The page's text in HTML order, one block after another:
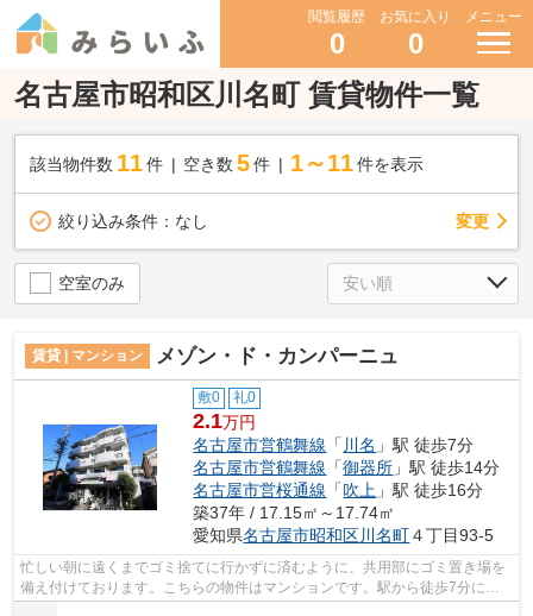
閲覧履歴
0
お気に入り
0
メニュー
名古屋市昭和区川名町 賃貸物件一覧
該当物件数 11件 空き数 5 件 1～11 件を表示
絞り込み条件： なし 変更
空室のみ
賃貸 | マンション メゾン・ド・カンパーニュ
敷0 礼0
2.1万円
名古屋市営鶴舞線 「 川名 」駅 徒歩7分
名古屋市営鶴舞線 「御器所 」駅 徒歩14分
名古屋市営桜通線 「吹上 」駅 徒歩16分
築37年 / 17.15㎡～17.74㎡
愛知県名古屋市昭和区川名町４丁目93-5
忙しい朝に遠くまでゴミ捨てに行かずに済むように、共用部にゴミ置き場を
備え付けております。こちらの物件はマンションです。駅から徒歩7分に立